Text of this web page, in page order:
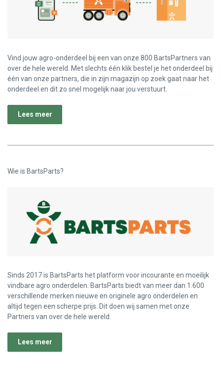
Vind jouw agro-onderdeel bij een van onze 800 BartsPartners van
over de hele wereld. Met slechts één klik bestel je het onderdeel bij
één van onze partners, die in zijn magazijn op zoek gaat naar het
onderdeel en dit zo snel mogelijk naar jou verstuurt.
Lees meer
Wie is BartsParts?
Sinds 2017 is BartsParts het platform voor incourante en moeilijk
vindbare agro onderdelen. BartsParts biedt van meer dan 1.600
verschillende merken nieuwe en originele agro onderdelen en
altijd tegen een scherpe prijs. Dit doen wij samen met onze
Partners van over de hele wereld.
Lees meer